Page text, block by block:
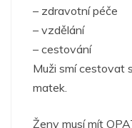
– zdravotní péče
– vzdělání
– cestování
Muži smí cestovat
matek.
Ženy musí mít